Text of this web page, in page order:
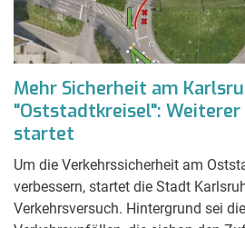
Mehr Sicherheit am
"Oststadtkreisel":
startet
Um die Verkehrssicherheit am
verbessern, startet die Stadt
Verkehrsversuch. Hintergrund sei